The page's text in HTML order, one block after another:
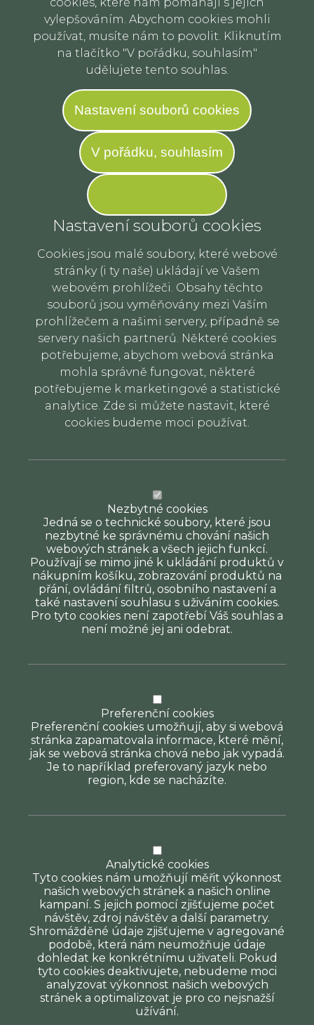
vylepšováním. Abychom cookies mohli
používat, musíte nám to povolit. Kliknutím
na tlačítko "V pořádku, souhlasím"
udělujete tento souhlas.
Nastavení souborů cookies
V pořádku, souhlasím
Nastavení souborů cookies
Cookies jsou malé soubory, které webové
stránky (i ty naše) ukládají ve Vašem
webovém prohlížeči. Obsahy těchto
souborů jsou vyměňovány mezi Vaším
prohlížečem a našimi servery, případně se
servery našich partnerů. Některé cookies
potřebujeme, abychom webová stránka
mohla správně fungovat, některé
potřebujeme k marketingové a statistické
analytice. Zde si můžete nastavit, které
cookies budeme moci používat.
Nezbytné cookies
Jedná se o technické soubory, které jsou
nezbytné ke správnému chování našich
webových stránek a všech jejich funkcí.
Používají se mimo jiné k ukládání produktů v
nákupním košíku, zobrazování produktů na
přání, ovládání filtrů, osobního nastavení a
také nastavení souhlasu s uživáním cookies.
Pro tyto cookies není zapotřebí Váš souhlas a
není možné jej ani odebrat.
Preferenční cookies
Preferenční cookies umožňují, aby si webová
stránka zapamatovala informace, které mění,
jak se webová stránka chová nebo jak vypadá.
Je to například preferovaný jazyk nebo
region, kde se nacházíte.
Analytické cookies
Tyto cookies nám umožňují měřit výkonnost
našich webových stránek a našich online
kampaní. S jejich pomocí zjišťujeme počet
návštěv, zdroj návštěv a další parametry.
Shromážděné údaje zjišťujeme v agregované
podobě, která nám neumožňuje údaje
dohledat ke konkrétnímu uživateli. Pokud
tyto cookies deaktivujete, nebudeme moci
analyzovat výkonnost našich webových
stránek a optimalizovat je pro co nejsnažší
užívání.